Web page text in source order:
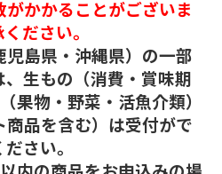
かかることがございま
ださい。
島県・沖縄県）の一部
生もの（消費・賞味期
果物・野菜・活魚介類）
品を含む）は受付がで
さい。